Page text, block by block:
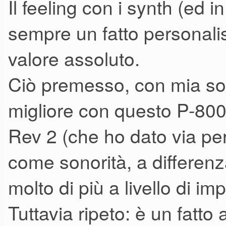
Il suono diviene ancor più
Chorus (rigorosamente in
filosofia).
In sintesi, i VCO non hanno
con il mio Take 5) e li trovo
come ci si aspetta dai VCO.
Analogo discorso per il filtro.
Un buon 24db senza troppe
(e questo è un pregio) .
Il feeling con i synth (ed
sempre un fatto
valore assoluto.
Ciò premesso, con mia
migliore con questo P-
Rev 2 (che ho dato via
come sonorità, a
molto di più a livello di
Tuttavia ripeto: è un fatto